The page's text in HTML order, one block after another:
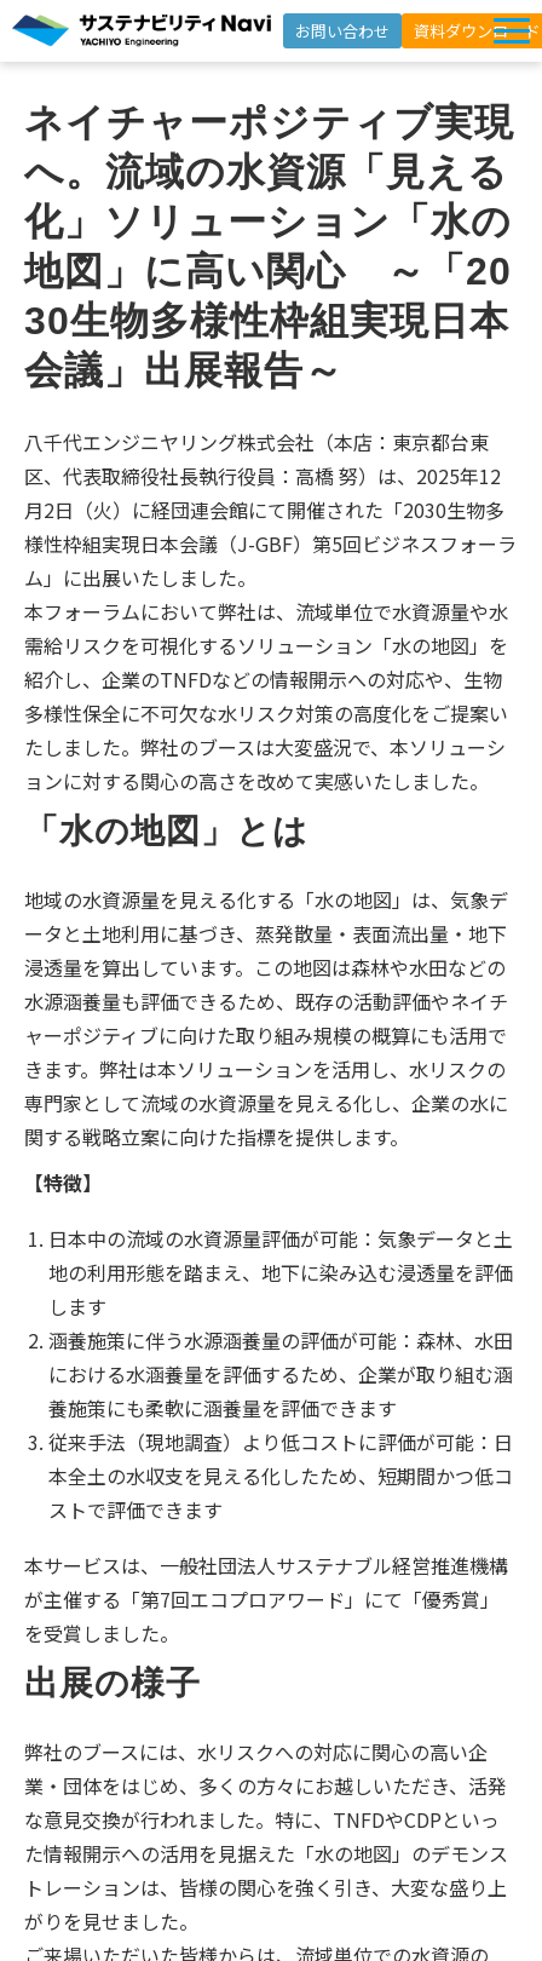
お問い合わせ 資料ダウンロード
選ばれる理由
支援事例
セミナー
インサイト
よくあるご質問
ニュースレター登録
ネイチャーポジティブ実現
へ。流域の水資源「見える
化」ソリューション「水の
地図」に高い関心　～「20
30生物多様性枠組実現日本
会議」出展報告～
八千代エンジニヤリング株式会社（本店：東京都台東
区、代表取締役社長執行役員：高橋 努）は、2025年12
月2日（火）に経団連会館にて開催された「2030生物多
様性枠組実現日本会議（J-GBF）第5回ビジネスフォーラ
ム」に出展いたしました。
本フォーラムにおいて弊社は、流域単位で水資源量や水
需給リスクを可視化するソリューション「水の地図」を
紹介し、企業のTNFDなどの情報開示への対応や、生物
多様性保全に不可欠な水リスク対策の高度化をご提案い
たしました。弊社のブースは大変盛況で、本ソリューシ
ョンに対する関心の高さを改めて実感いたしました。
「水の地図」とは
地域の水資源量を見える化する「水の地図」は、気象デ
ータと土地利用に基づき、蒸発散量・表面流出量・地下
浸透量を算出しています。この地図は森林や水田などの
水源涵養量も評価できるため、既存の活動評価やネイチ
ャーポジティブに向けた取り組み規模の概算にも活用で
きます。弊社は本ソリューションを活用し、水リスクの
専門家として流域の水資源量を見える化し、企業の水に
関する戦略立案に向けた指標を提供します。
【特徴】
日本中の流域の水資源量評価が可能：気象データと土
地の利用形態を踏まえ、地下に染み込む浸透量を評価
します
涵養施策に伴う水源涵養量の評価が可能：森林、水田
における水涵養量を評価するため、企業が取り組む涵
養施策にも柔軟に涵養量を評価できます
従来手法（現地調査）より低コストに評価が可能：日
本全土の水収支を見える化したため、短期間かつ低コ
ストで評価できます
本サービスは、一般社団法人サステナブル経営推進機構
が主催する「第7回エコプロアワード」にて「優秀賞」
を受賞しました。
出展の様子
弊社のブースには、水リスクへの対応に関心の高い企
業・団体をはじめ、多くの方々にお越しいただき、活発
な意見交換が行われました。特に、TNFDやCDPといっ
た情報開示への活用を見据えた「水の地図」のデモンス
トレーションは、皆様の関心を強く引き、大変な盛り上
がりを見せました。
ご来場いただいた皆様からは、流域単位での水資源の